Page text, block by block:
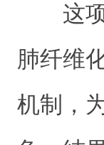
这
肺纤维
机制，